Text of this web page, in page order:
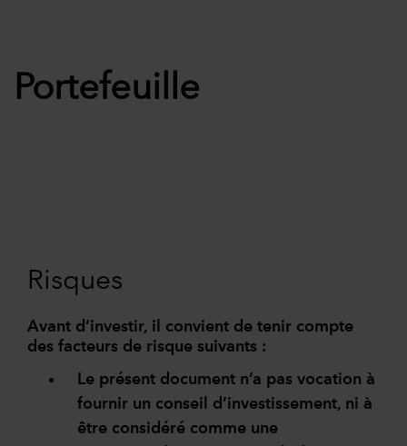
Portefeuille
Risques
Avant d’investir, il convient de tenir compte
des facteurs de risque suivants :
Le présent document n’a pas vocation à
fournir un conseil d’investissement, ni à
être considéré comme une